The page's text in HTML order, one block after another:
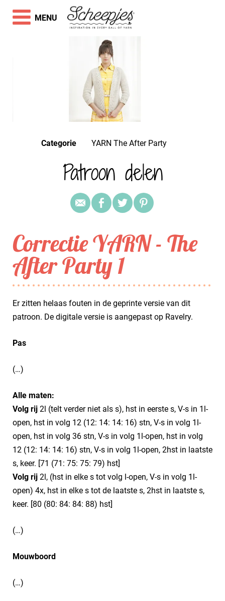
Categorie YARN The After Party
Patroon delen
Correctie YARN - The
After Party 1
Er zitten helaas fouten in de geprinte versie van dit
patroon. De digitale versie is aangepast op Ravelry.
Pas
(…)
Alle maten:
Volg rij 2l (telt verder niet als s), hst in eerste s, V-s in 1l-
open, hst in volg 12 (12: 14: 14: 16) stn, V-s in volg 1l-
open, hst in volg 36 stn, V-s in volg 1l-open, hst in volg
12 (12: 14: 14: 16) stn, V-s in volg 1l-open, 2hst in laatste
s, keer. [71 (71: 75: 75: 79) hst]
Volg rij 2l, (hst in elke s tot volg l-open, V-s in volg 1l-
open) 4x, hst in elke s tot de laatste s, 2hst in laatste s,
keer. [80 (80: 84: 84: 88) hst]
(…)
Mouwboord
(…)
MENU